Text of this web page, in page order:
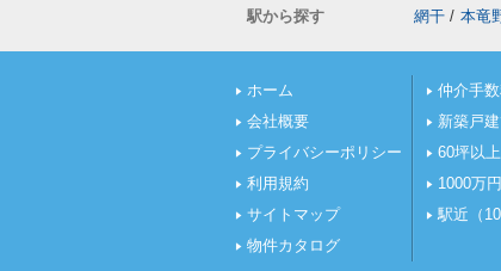
駅から探す
網干 / 本竜
ホーム
会社概要
プライバシーポリシー
利用規約
サイトマップ
物件カタログ
仲介手
新築戸
60坪以上
1000万
駅近（10